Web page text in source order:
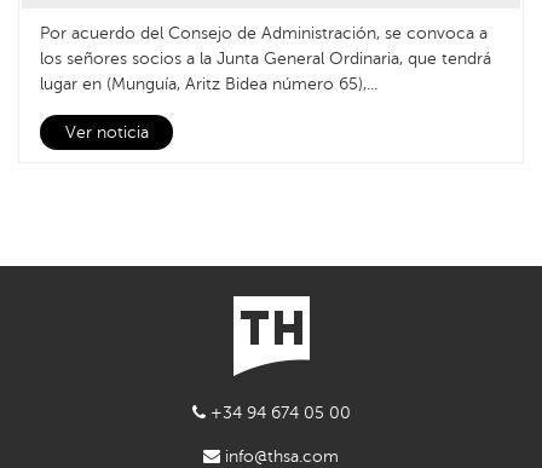
Por acuerdo del Consejo de Administración, se convoca a
los señores socios a la Junta General Ordinaria, que tendrá
lugar en (Munguía, Aritz Bidea número 65),...
Ver noticia
+34 94 674 05 00
info@thsa.com